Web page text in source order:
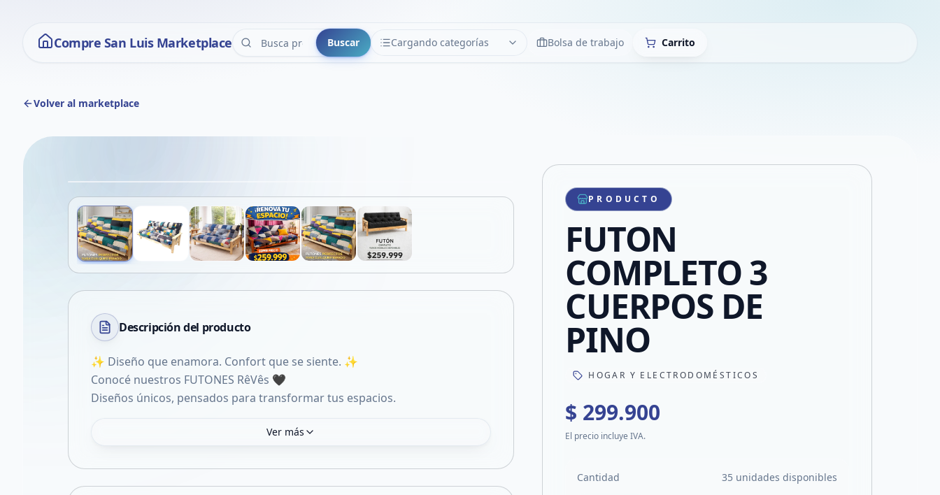
Compre San Luis Marketplace Buscar Cargando categorías
CATEGORÍAS LimpiarBolsa de trabajo Carrito
Volver al marketplace
Compartir producto
Compartir por WhatsApp
Compartir por mail
Compartir en Facebook
Compartir en X
Descripción del producto
✨ Diseño que enamora. Confort que se siente. ✨
Conocé nuestros FUTONES RêVês 🖤
Diseños únicos, pensados para transformar tus espacios.
Ver más
PRODUCTO
FUTON
COMPLETO 3
CUERPOS DE
PINO
HOGAR Y ELECTRODOMÉSTICOS
$ 299.900
El precio incluye IVA.
Cantidad 35 unidades disponibles